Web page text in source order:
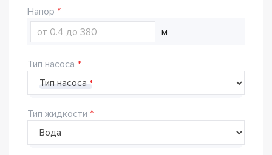
Напор
м
Тип насоса
Тип насоса
Тип жидкости